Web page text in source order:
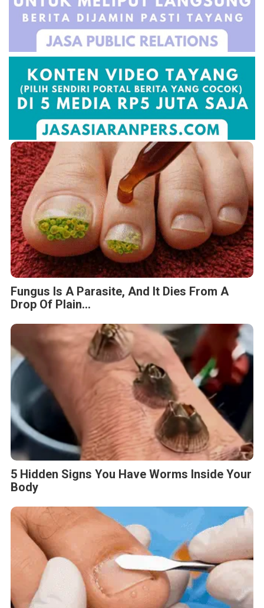
Fungus Is A Parasite, And It Dies From A
Drop Of Plain...
5 Hidden Signs You Have Worms Inside Your
Body